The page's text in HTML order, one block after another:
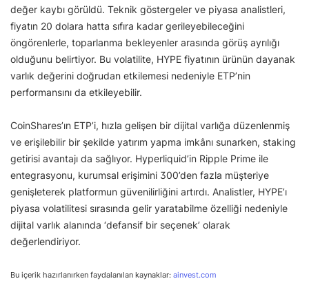
değer kaybı görüldü. Teknik göstergeler ve piyasa analistleri,
fiyatın 20 dolara hatta sıfıra kadar gerileyebileceğini
öngörenlerle, toparlanma bekleyenler arasında görüş ayrılığı
olduğunu belirtiyor. Bu volatilite, HYPE fiyatının ürünün dayanak
varlık değerini doğrudan etkilemesi nedeniyle ETP’nin
performansını da etkileyebilir.
CoinShares’ın ETP’i, hızla gelişen bir dijital varlığa düzenlenmiş
ve erişilebilir bir şekilde yatırım yapma imkânı sunarken, staking
getirisi avantajı da sağlıyor. Hyperliquid’in Ripple Prime ile
entegrasyonu, kurumsal erişimini 300’den fazla müşteriye
genişleterek platformun güvenilirliğini artırdı. Analistler, HYPE’ı
piyasa volatilitesi sırasında gelir yaratabilme özelliği nedeniyle
dijital varlık alanında ‘defansif bir seçenek’ olarak
değerlendiriyor.
Bu içerik hazırlanırken faydalanılan kaynaklar: ainvest.com